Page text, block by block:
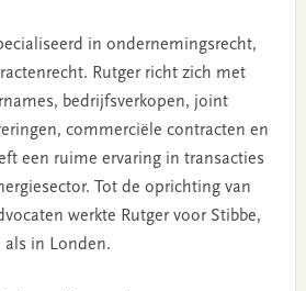
in ondernemingsrecht,
Rutger richt zich met
bedrijfsverkopen, joint
commerciële contracten en
een ruime ervaring in transacties
Tot de oprichting van
werkte Rutger voor Stibbe,
in Londen.